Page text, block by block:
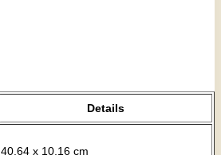
Details
40,64 x 10,16 cm